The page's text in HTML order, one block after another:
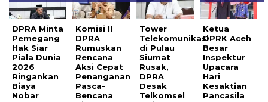
DPRA Minta
Pemegang
Hak Siar
Piala Dunia
2026
Ringankan
Biaya
Nobar
Komisi II
DPRA
Rumuskan
Rencana
Aksi Cepat
Penanganan
Pasca-
Bencana
Tower
Telekomunikasi
di Pulau
Siumat
Rusak,
DPRA
Desak
Telkomsel
Ketua
DPRK Aceh
Besar
Inspektur
Upacara
Hari
Kesaktian
Pancasila